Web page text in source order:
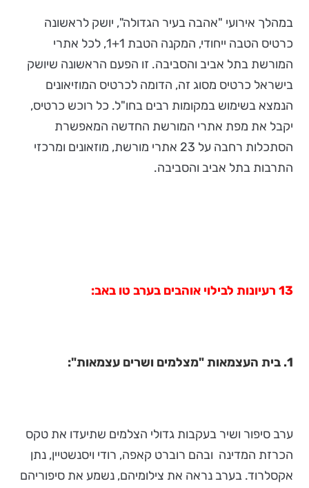
במהלך אירועי "אהבה בעיר הגדולה", יושק לראשונה
כרטיס הטבה ייחודי, המקנה הטבת 1+1, לכל אתרי
המורשת בתל אביב והסביבה. זו הפעם הראשונה שיושק
בישראל כרטיס מסוג זה, הדומה לכרטיס המוזיאונים
הנמצא בשימוש במקומות רבים בחו"ל. כל רוכש כרטיס,
יקבל את מפת אתרי המורשת החדשה המאפשרת
הסתכלות רחבה על 23 אתרי מורשת, מוזאונים ומרכזי
התרבות בתל אביב והסביבה.
13 רעיונות לבילוי אוהבים בערב טו באב:
1. בית העצמאות "מצלמים ושרים עצמאות":
ערב סיפור ושיר בעקבות גדולי הצלמים שתיעדו את טקס
הכרזת המדינה ובהם רוברט קאפה, רודי ויסנשטיין, נתן
אקסלרוד. בערב נראה את צילומיהם, נשמע את סיפוריהם